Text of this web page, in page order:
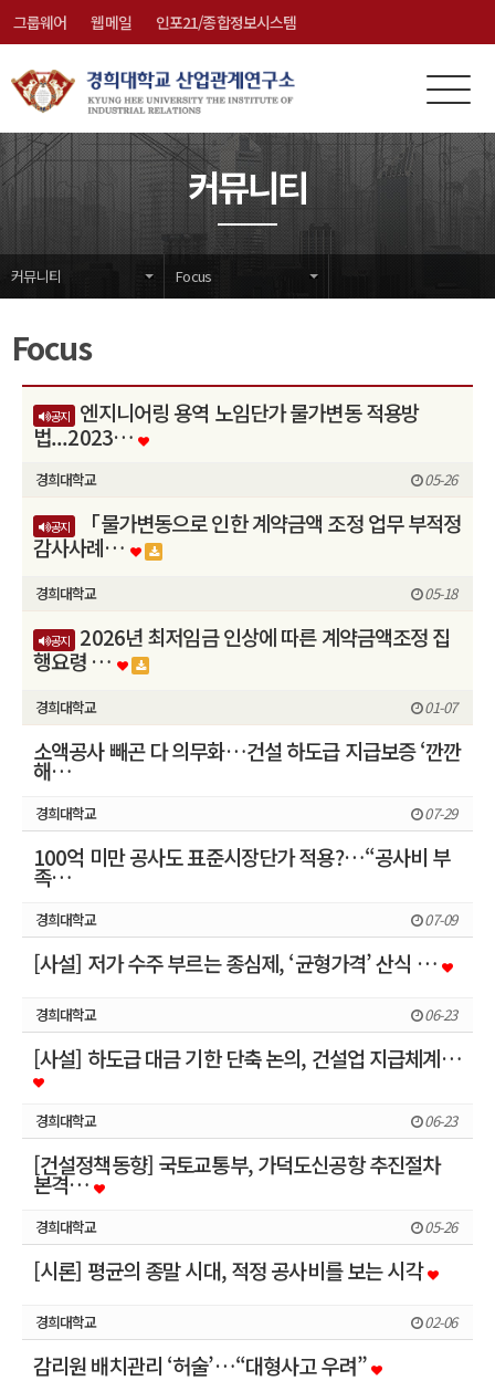
그룹웨어 웹메일 인포21/종합정보시스템
전
체
메
뉴
메
뉴
닫
기
커뮤니티
커뮤니티 Focus
Focus
공지
엔지니어링 용역 노임단가 물가변동 적용방
법...2023…
경희대학교 05-26
공지
「물가변동으로 인한 계약금액 조정 업무 부적정
감사사례…
경희대학교 05-18
공지
2026년 최저임금 인상에 따른 계약금액조정 집
행요령 …
경희대학교 01-07
소액공사 빼곤 다 의무화…건설 하도급 지급보증 ‘깐깐
해…
경희대학교 07-29
100억 미만 공사도 표준시장단가 적용?…“공사비 부
족…
경희대학교 07-09
[사설] 저가 수주 부르는 종심제, ‘균형가격’ 산식 …
경희대학교 06-23
[사설] 하도급 대금 기한 단축 논의, 건설업 지급체계…
경희대학교 06-23
[건설정책동향] 국토교통부, 가덕도신공항 추진절차
본격…
경희대학교 05-26
[시론] 평균의 종말 시대, 적정 공사비를 보는 시각
경희대학교 02-06
감리원 배치관리 ‘허술’…“대형사고 우려”